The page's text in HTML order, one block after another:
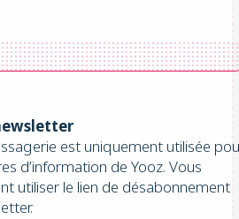
est uniquement utilisée
d’information de Yooz. Vous
utiliser le lien de désabonnement